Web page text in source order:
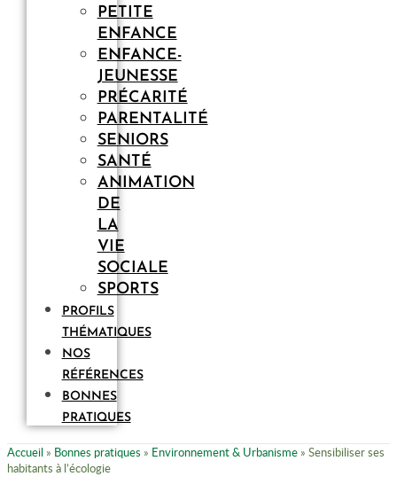
PETITE
ENFANCE
ENFANCE-
JEUNESSE
PRÉCARITÉ
PARENTALITÉ
SENIORS
SANTÉ
ANIMATION
DE
LA
VIE
SOCIALE
SPORTS
PROFILS
THÉMATIQUES
NOS
RÉFÉRENCES
BONNES
PRATIQUES
Accueil » Bonnes pratiques » Environnement & Urbanisme » Sensibiliser ses
habitants à l’écologie